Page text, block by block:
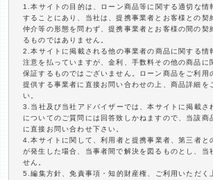
1.本サイトの目的は、ローン商品等に関する適切な情
することにあり、当社は、提携事業者とお客様との契
仲介等の形態を問わず、提携事業者とお客様の間の契
るものではありません。
2.本サイトに掲載される他の事業者の商品に関する情
注意を払っていますが、金利、手数料その他の商品に
保証するものではございません。ローン商品をご利用
提供する事業者に直接お問い合わせの上、商品詳細を
い。
3.当社及び当社アドバイザーでは、本サイトに掲載さ
についてのご質問には回答致しかねますので、当該商
に直接お問い合わせ下さい。
4.本サイトに関して、利用者と提携事業者、第三者と
が発生した場合、当事者間で解決を図るものとし、当
せん。
5.編集方針、免責事項・知的財産権、ご利用いただく